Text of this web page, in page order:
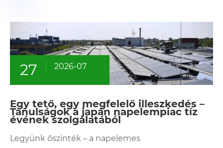
27 2026-07
Egy tető, egy megfelelő illeszkedés –
Tanulságok a japán napelempiac tíz
évének szolgálatából
Legyünk őszinték – a napelemes